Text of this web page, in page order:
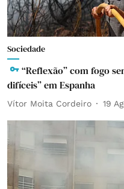
Sociedade
“Reflexão” com fogo
difíceis” em Espanha
Vítor Moita Cordeiro 19